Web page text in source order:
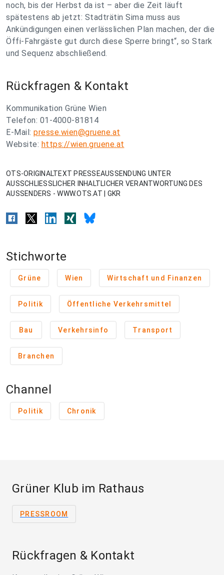
noch, bis der Herbst da ist – aber die Zeit läuft
spätestens ab jetzt: Stadträtin Sima muss aus
Ankündigungen einen verlässlichen Plan machen, der die
Öffi-Fahrgäste gut durch diese Sperre bringt“, so Stark
und Sequenz abschließend.
Rückfragen & Kontakt
Kommunikation Grüne Wien
Telefon: 01-4000-81814
E-Mail: presse.wien@gruene.at
Website: https://wien.gruene.at
OTS-ORIGINALTEXT PRESSEAUSSENDUNG UNTER
AUSSCHLIESSLICHER INHALTLICHER VERANTWORTUNG DES
AUSSENDERS - WWW.OTS.AT | GKR
Stichworte
Grüne Wien Wirtschaft und Finanzen
Politik Öffentliche Verkehrsmittel
Bau Verkehrsinfo Transport
Branchen
Channel
Politik Chronik
Grüner Klub im Rathaus
PRESSROOM
Rückfragen & Kontakt